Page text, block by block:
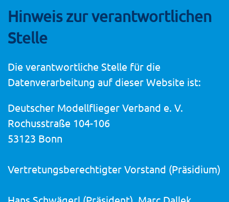
Hinweis zur verantwortlichen
Stelle
Die verantwortliche Stelle für die
Datenverarbeitung auf dieser Website ist:
Deutscher Modellflieger Verband e. V.
Rochusstraße 104-106
53123 Bonn
Vertretungsberechtigter Vorstand (Präsidium)